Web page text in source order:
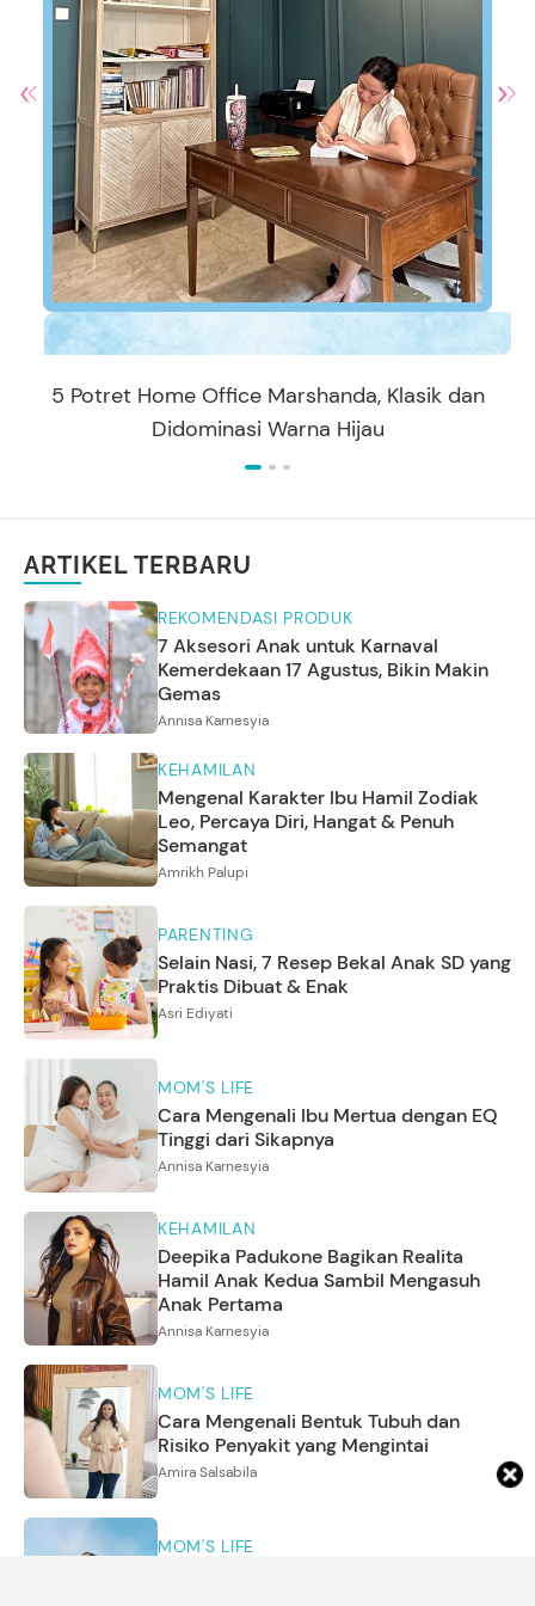
5 Potret Home Office Marshanda, Klasik dan
Didominasi Warna Hijau
ARTIKEL TERBARU
REKOMENDASI PRODUK
7 Aksesori Anak untuk Karnaval
Kemerdekaan 17 Agustus, Bikin Makin
Gemas
Annisa Karnesyia
KEHAMILAN
Mengenal Karakter Ibu Hamil Zodiak
Leo, Percaya Diri, Hangat & Penuh
Semangat
Amrikh Palupi
PARENTING
Selain Nasi, 7 Resep Bekal Anak SD yang
Praktis Dibuat & Enak
Asri Ediyati
MOM'S LIFE
Cara Mengenali Ibu Mertua dengan EQ
Tinggi dari Sikapnya
Annisa Karnesyia
KEHAMILAN
Deepika Padukone Bagikan Realita
Hamil Anak Kedua Sambil Mengasuh
Anak Pertama
Annisa Karnesyia
MOM'S LIFE
Cara Mengenali Bentuk Tubuh dan
Risiko Penyakit yang Mengintai
Amira Salsabila
MOM'S LIFE